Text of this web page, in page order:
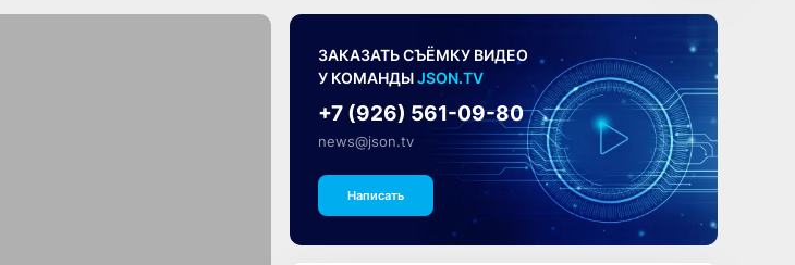
ЗАКАЗАТЬ СЪЁМКУ ВИДЕО
У КОМАНДЫJSON.TV
+7 (926) 561-09-80
news@json.tv
Написать